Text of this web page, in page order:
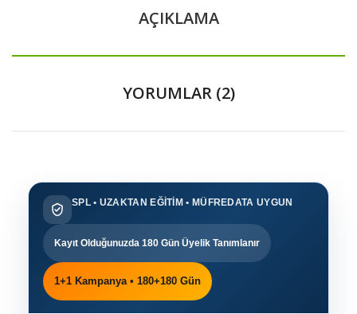
AÇIKLAMA
YORUMLAR (2)
SPL • UZAKTAN EĞİTİM • MÜFREDATA UYGUN
Kayıt Olduğunuzda 180 Gün Üyelik Tanımlanır
1+1 Kampanya • 180+180 Gün